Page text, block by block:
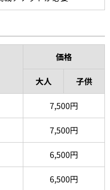
価格
大人
子供
7,500円
7,500円
6,500円
6,500円